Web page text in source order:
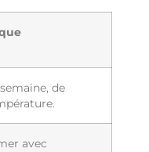
de
avec